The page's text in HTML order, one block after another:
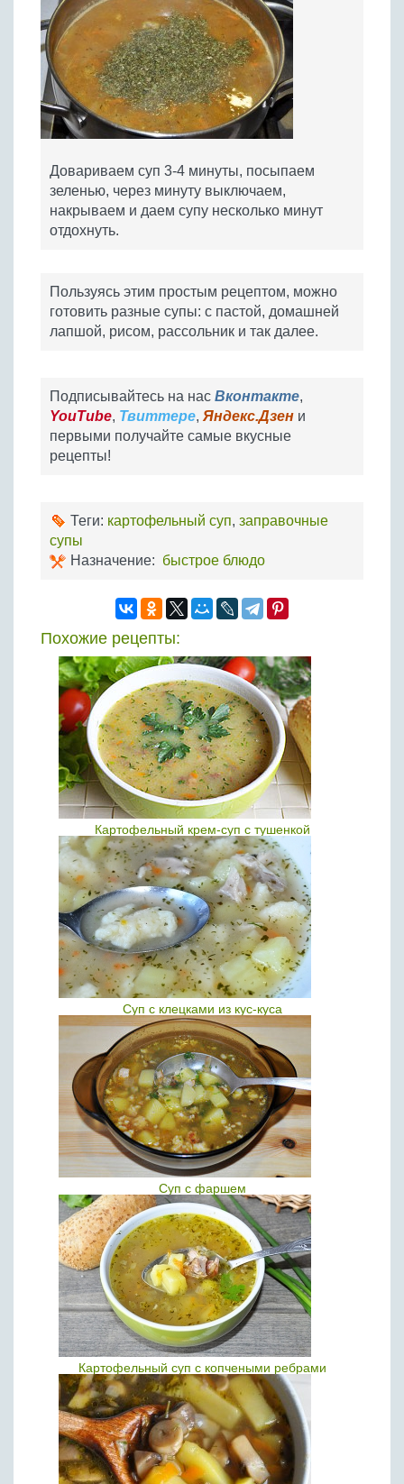
Довариваем суп 3-4 минуты, посыпаем
зеленью, через минуту выключаем,
накрываем и даем супу несколько минут
отдохнуть.
Пользуясь этим простым рецептом, можно
готовить разные супы: с пастой, домашней
лапшой, рисом, рассольник и так далее.
Подписывайтесь на нас Вконтакте,
YouTube, Твиттере, Яндекс.Дзен и
первыми получайте самые вкусные
рецепты!
Теги: картофельный суп, заправочные
супы
Назначение: быстрое блюдо
Похожие рецепты:
Картофельный крем-суп с тушенкой
Суп с клецками из кус-куса
Суп с фаршем
Картофельный суп с копчеными ребрами